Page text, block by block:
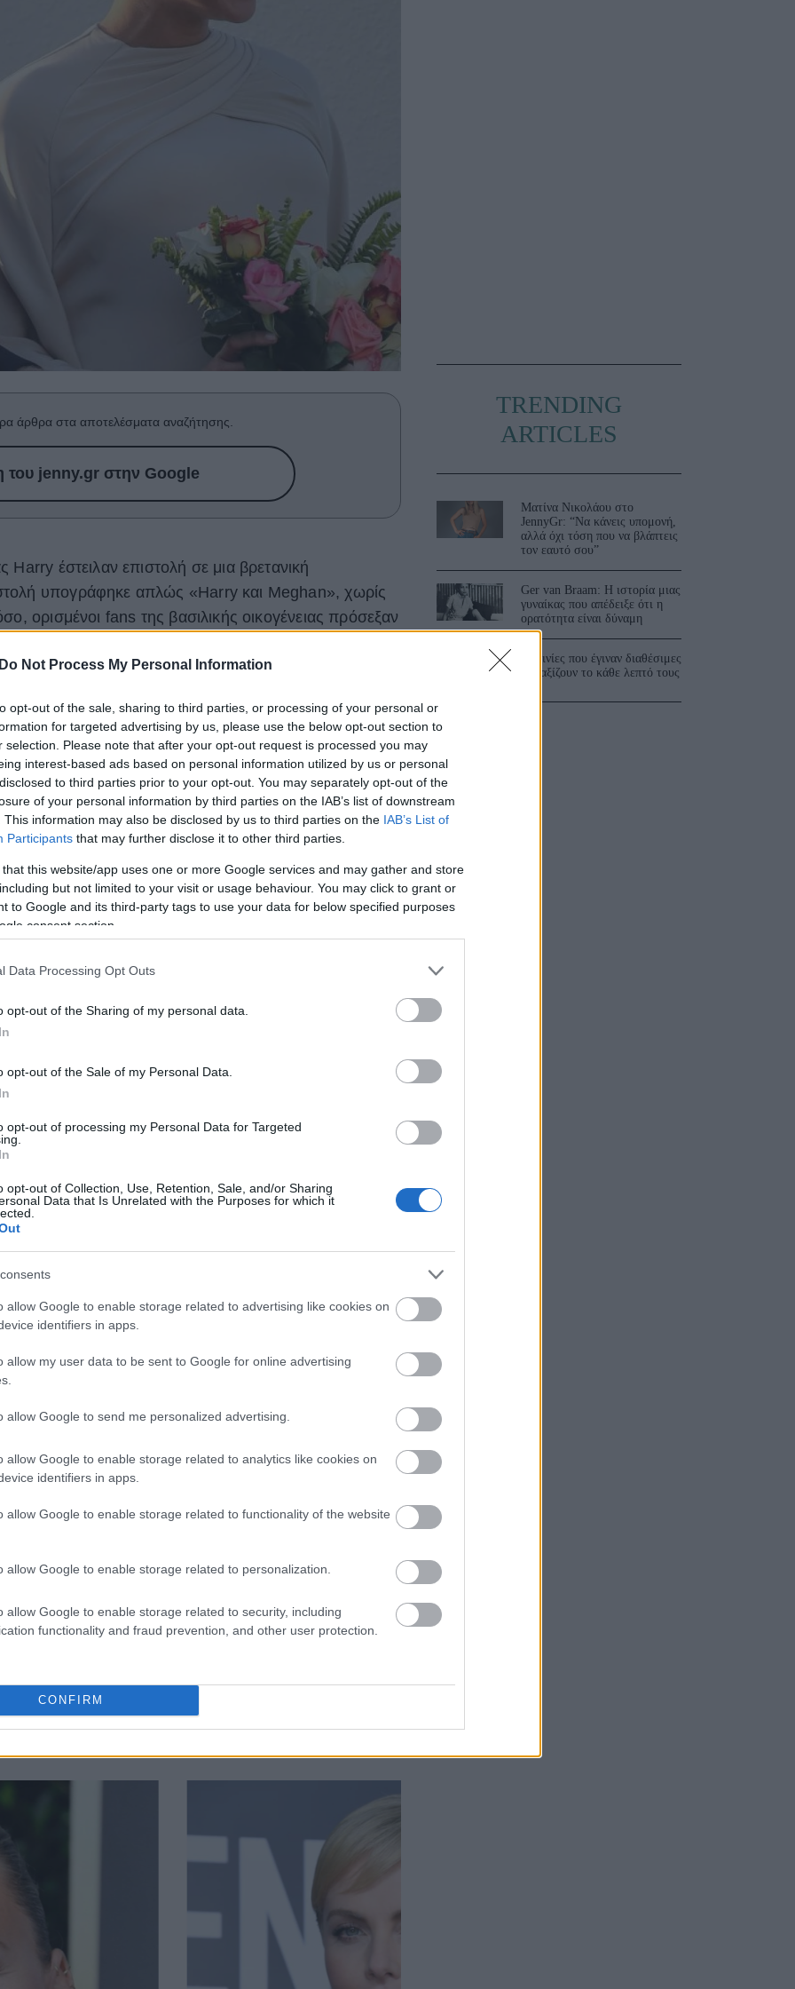
Do Not Process My Personal Information
opt-out of the sale, sharing to third parties, or processing of your personal or
for targeted advertising by us, please use the below opt-out section to
selection. Please note that after your opt-out request is processed you may
interest-based ads based on personal information utilized by us or personal
to third parties prior to your opt-out. You may separately opt-out of the
of your personal information by third parties on the IAB’s list of downstream
This information may also be disclosed by us to third parties on the IAB’s List of
Participants that may further disclose it to other third parties.
that this website/app uses one or more Google services and may gather and store
but not limited to your visit or usage behaviour. You may click to grant or
to Google and its third-party tags to use your data for below specified purposes
consent section.
Data Processing Opt Outs
opt-out of the Sharing of my personal data.
opt-out of the Sale of my Personal Data.
opt-out of processing my Personal Data for Targeted
opt-out of Collection, Use, Retention, Sale, and/or Sharing
Data that Is Unrelated with the Purposes for which it
allow Google to enable storage related to advertising like cookies on
identifiers in apps.
allow my user data to be sent to Google for online advertising
allow Google to send me personalized advertising.
allow Google to enable storage related to analytics like cookies on
identifiers in apps.
allow Google to enable storage related to functionality of the website
allow Google to enable storage related to personalization.
allow Google to enable storage related to security, including
functionality and fraud prevention, and other user protection.
CONFIRM
άρθρα στα αποτελέσματα αναζήτησης.
του jenny.gr στην Google
έστειλαν επιστολή σε μια βρετανική
υπογράφηκε απλώς «Harry και Meghan», χωρίς
ορισμένοι fans της βασιλικής οικογένειας πρόσεξαν
τους.
την οργάνωση για τη δράση της και τη διανομή
αντίκτυπο του κορωνοϊού που ήταν «τρομακτικός»
κόσμο. Πολλοί είδαν θετικά τη συγκεκριμένη
που σχολίασαν την ύπαρξη κορώνας στην
βασιλικό λογότυπο; Νομίζω ότι απαγορεύεται να το
στο Twitter.
οι Coldplay, ο Usher και ο Justin Bieber
ενάντια στον κορωνοϊό
Τα beauty looks που ξεχωρίσαμε
TRENDING
ARTICLES
Ματίνα Νικολάου στο
JennyGr: “Να κάνεις υπομονή,
αλλά όχι τόση που να βλάπτεις
τον εαυτό σου”
Ger van Braam: Η ιστορία μιας
γυναίκας που απέδειξε ότι η
ορατότητα είναι δύναμη
3 ταινίες που έγιναν διαθέσιμες
και αξίζουν το κάθε λεπτό τους